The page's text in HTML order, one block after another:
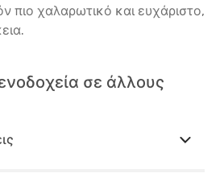
πιο χαλαρωτικό και ευχάριστο,
σε άλλους